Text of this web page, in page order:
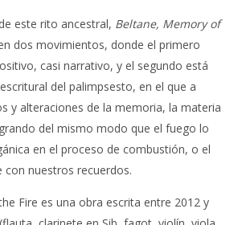
este rito ancestral, Beltane, Memory of
dos movimientos, donde el primero
casi narrativo, y el segundo está
del palimpsesto, en el que a
y alteraciones de la memoria, la materia
del mismo modo que el fuego lo
en el proceso de combustión, o el
nuestros recuerdos.
Fire es una obra escrita entre 2012 y